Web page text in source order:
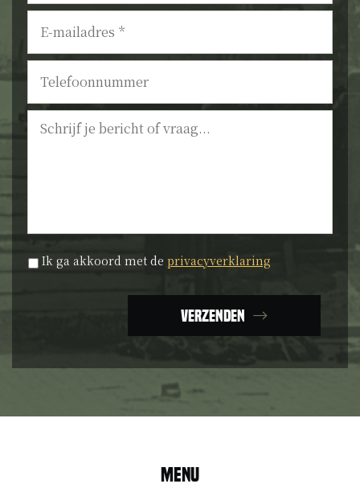
E-
mailadres *
Telefoonnummer
Bericht
Privacyverklaring *
Ik ga akkoord met de privacyverklaring
Verzenden
Menu